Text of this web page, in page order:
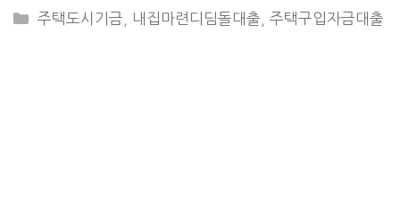
CATEGORIES
주택도시기금 내집마련디딤돌대출 ,주택구입자금대출